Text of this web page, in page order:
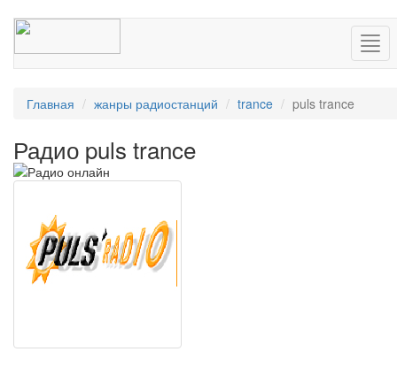
Главная жанры радиостанций trance puls trance
Радио puls trance